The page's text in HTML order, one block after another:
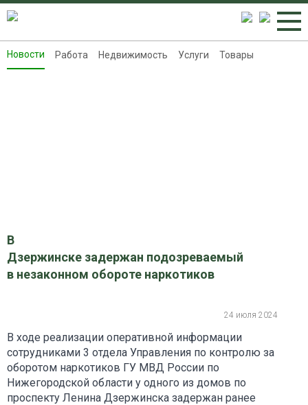
Новости
Новости Работа Недвижимость Услуги Товары
В
Дзержинске задержан подозреваемый
в незаконном обороте наркотиков
24 июля 2024
В ходе реализации оперативной информации
сотрудниками 3 отдела Управления по контролю за
оборотом наркотиков ГУ МВД России по
Нижегородской области у одного из домов по
проспекту Ленина Дзержинска задержан ранее